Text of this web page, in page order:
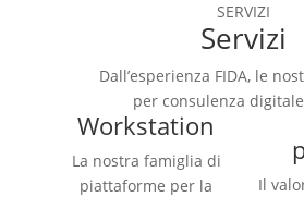
SERVIZI
Servizi
Dall’esperienza FIDA, le
per consulenza
Workstation
La nostra famiglia di
piattaforme per la
Il